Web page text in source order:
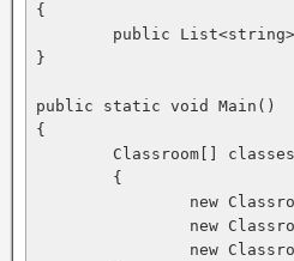
{
}
public static void Main()
{